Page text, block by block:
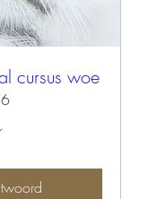
cursus woe